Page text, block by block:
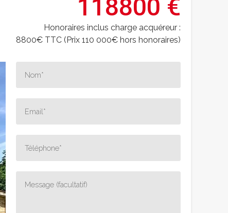
118800 €
Honoraires inclus charge acquéreur :
8800€ TTC (Prix 110 000€ hors honoraires)